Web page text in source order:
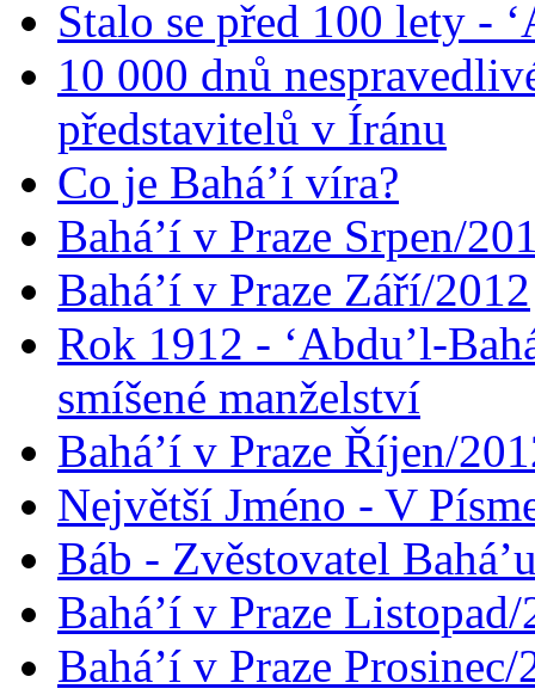
Stalo se před 100 lety -
10 000 dnů
představitelů v Íránu
Co je Bahá’í víra?
Bahá’í v Praze Srpen/
Bahá’í v Praze Září/2012
Rok 1912 - ‘Abdu’l-
smíšené manželství
Bahá’í v Praze Říjen/
Největší Jméno - V
Báb - Zvěstovatel
Bahá’í v Praze
Bahá’í v Praze Prosinec/